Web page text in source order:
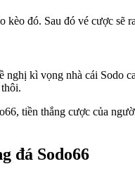
đó. Sau đó vé cược sẽ
kì vọng nhà cái Sodo
tiền thắng cược của
đá Sodo66